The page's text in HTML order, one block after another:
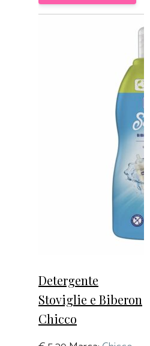
Detergente
Stoviglie e Biberon
Chicco